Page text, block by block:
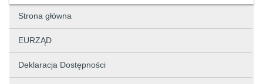
Strona główna
EURZĄD
Deklaracja Dostępności